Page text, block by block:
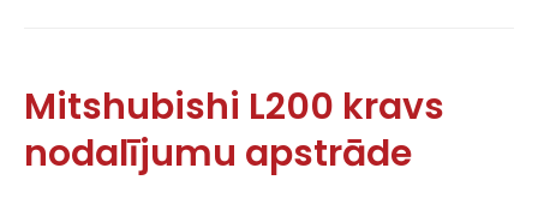
Mitshubishi L200 kravs
nodalījumu apstrāde